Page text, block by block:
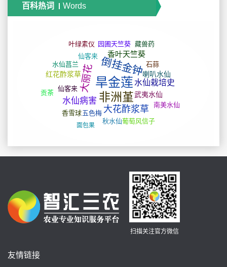
百科热词 Words
扫描关注官方微信
友情链接